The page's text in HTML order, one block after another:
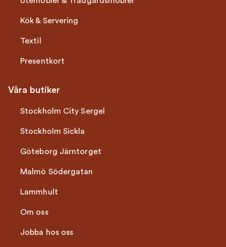
Kök & Servering
Textil
Presentkort
Våra butiker
Stockholm City Sergel
Stockholm Sickla
Göteborg Järntorget
Malmö Södergatan
Lammhult
Om oss
Jobba hos oss